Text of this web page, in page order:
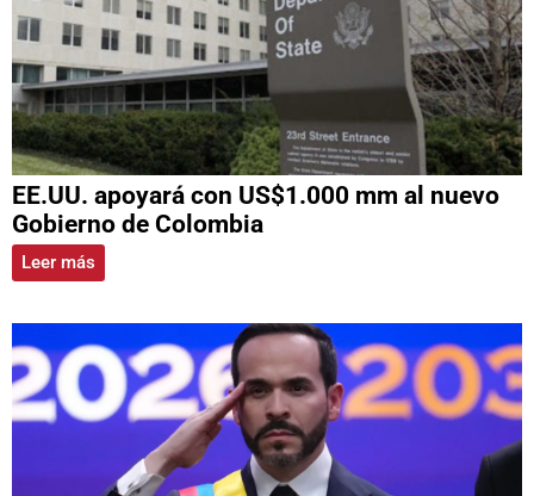
EE.UU. apoyará con US$1.000 mm al nuevo
Gobierno de Colombia
Leer más